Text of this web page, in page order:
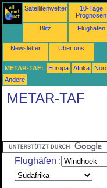
Satellitenwetter
10-Tage
Prognosen
Blitz Flughäfen
Newsletter Über uns
METAR-TAF: Europa Afrika
Andere
METAR-TAF
Flughäfen :